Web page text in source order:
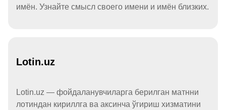
имён. Узнайте смысл своего имени и имён близких.
Lotin.uz
Lotin.uz — фойдаланувчиларга берилган матнни
лотиндан кириллга ва аксинча ўгириш хизматини